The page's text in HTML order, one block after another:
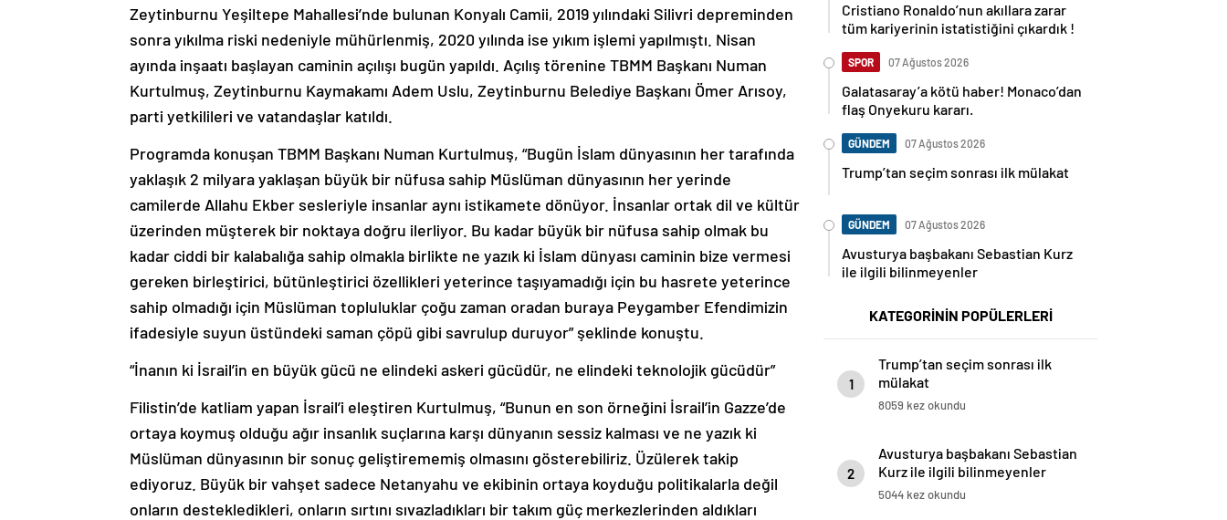
Zeytinburnu Yeşiltepe Mahallesi’nde bulunan Konyalı Camii, 2019 yılındaki Silivri depreminden
sonra yıkılma riski nedeniyle mühürlenmiş, 2020 yılında ise yıkım işlemi yapılmıştı. Nisan
ayında inşaatı başlayan caminin açılışı bugün yapıldı. Açılış törenine TBMM Başkanı Numan
Kurtulmuş, Zeytinburnu Kaymakamı Adem Uslu, Zeytinburnu Belediye Başkanı Ömer Arısoy,
parti yetkilileri ve vatandaşlar katıldı.
Programda konuşan TBMM Başkanı Numan Kurtulmuş, “Bugün İslam dünyasının her tarafında
yaklaşık 2 milyara yaklaşan büyük bir nüfusa sahip Müslüman dünyasının her yerinde
camilerde Allahu Ekber sesleriyle insanlar aynı istikamete dönüyor. İnsanlar ortak dil ve kültür
üzerinden müşterek bir noktaya doğru ilerliyor. Bu kadar büyük bir nüfusa sahip olmak bu
kadar ciddi bir kalabalığa sahip olmakla birlikte ne yazık ki İslam dünyası caminin bize vermesi
gereken birleştirici, bütünleştirici özellikleri yeterince taşıyamadığı için bu hasrete yeterince
sahip olmadığı için Müslüman topluluklar çoğu zaman oradan buraya Peygamber Efendimizin
ifadesiyle suyun üstündeki saman çöpü gibi savrulup duruyor” şeklinde konuştu.
“İnanın ki İsrail’in en büyük gücü ne elindeki askeri gücüdür, ne elindeki teknolojik gücüdür”
Filistin’de katliam yapan İsrail’i eleştiren Kurtulmuş, “Bunun en son örneğini İsrail’in Gazze’de
ortaya koymuş olduğu ağır insanlık suçlarına karşı dünyanın sessiz kalması ve ne yazık ki
Müslüman dünyasının bir sonuç geliştirememiş olmasını gösterebiliriz. Üzülerek takip
ediyoruz. Büyük bir vahşet sadece Netanyahu ve ekibinin ortaya koyduğu politikalarla değil
onların destekledikleri, onların sırtını sıvazladıkları bir takım güç merkezlerinden aldıkları
Cristiano Ronaldo’nun akıllara zarar
tüm kariyerinin istatistiğini çıkardık !
SPOR 07 Ağustos 2026
Galatasaray’a kötü haber! Monaco’dan
flaş Onyekuru kararı.
GÜNDEM 07 Ağustos 2026
Trump’tan seçim sonrası ilk mülakat
GÜNDEM 07 Ağustos 2026
Avusturya başbakanı Sebastian Kurz
ile ilgili bilinmeyenler
KATEGORİNİN POPÜLERLERİ
1
Trump’tan seçim sonrası ilk
mülakat
8059 kez okundu
2
Avusturya başbakanı Sebastian
Kurz ile ilgili bilinmeyenler
5044 kez okundu